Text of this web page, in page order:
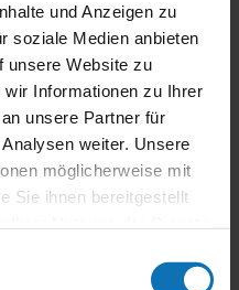
und Anzeigen zu
soziale Medien anbieten
unsere Website zu
Informationen zu Ihrer
unsere Partner für
weiter. Unsere
möglicherweise mit
Sie ihnen bereitgestellt